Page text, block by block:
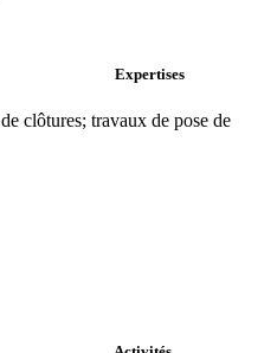
Expertises
clôtures; travaux de pose de